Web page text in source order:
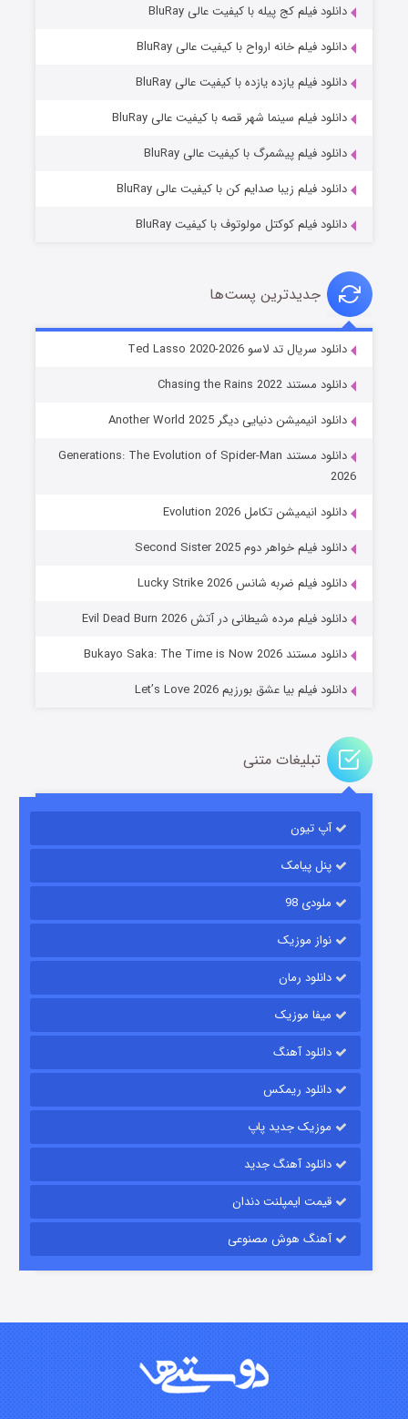
خاندان اژدها فصل ۳
جادوگری در مغولستان
باب اسفنجی فصل ۱۷
قسمت۶ (زیرنویس) منتشر شد
قسمت۱۵ (دوبله) منتشر شد
زیرزمین
دانلود فیلم کج‌ پیله با کیفیت عالی BluRay
دانلود فیلم خانه ارواح با کیفیت عالی BluRay
دانلود فیلم یازده یازده با کیفیت عالی BluRay
دانلود فیلم سینما شهر قصه با کیفیت عالی BluRay
دانلود فیلم پیشمرگ با کیفیت عالی BluRay
دانلود فیلم زیبا صدایم کن با کیفیت عالی BluRay
دانلود فیلم کوکتل مولوتوف با کیفیت BluRay
جدیدترین پست‌ها
دانلود سریال تد لاسو Ted Lasso 2020-2026
دانلود مستند Chasing the Rains 2022
دانلود انیمیشن دنیایی دیگر Another World 2025
دانلود مستند Generations: The Evolution of Spider-Man
2026
دانلود انیمیشن تکامل Evolution 2026
دانلود فیلم خواهر دوم Second Sister 2025
دانلود فیلم ضربه شانس Lucky Strike 2026
دانلود فیلم مرده شیطانی در آتش Evil Dead Burn 2026
دانلود مستند Bukayo Saka: The Time is Now 2026
دانلود فیلم بیا عشق بورزیم Let’s Love 2026
تبلیغات متنی
آپ تیون
پنل پیامک
ملودی 98
نواز موزیک
دانلود رمان
میفا موزیک
دانلود آهنگ
دانلود ریمکس
موزیک جدید پاپ
دانلود آهنگ جدید
قیمت ایمپلنت دندان
آهنگ هوش مصنوعی